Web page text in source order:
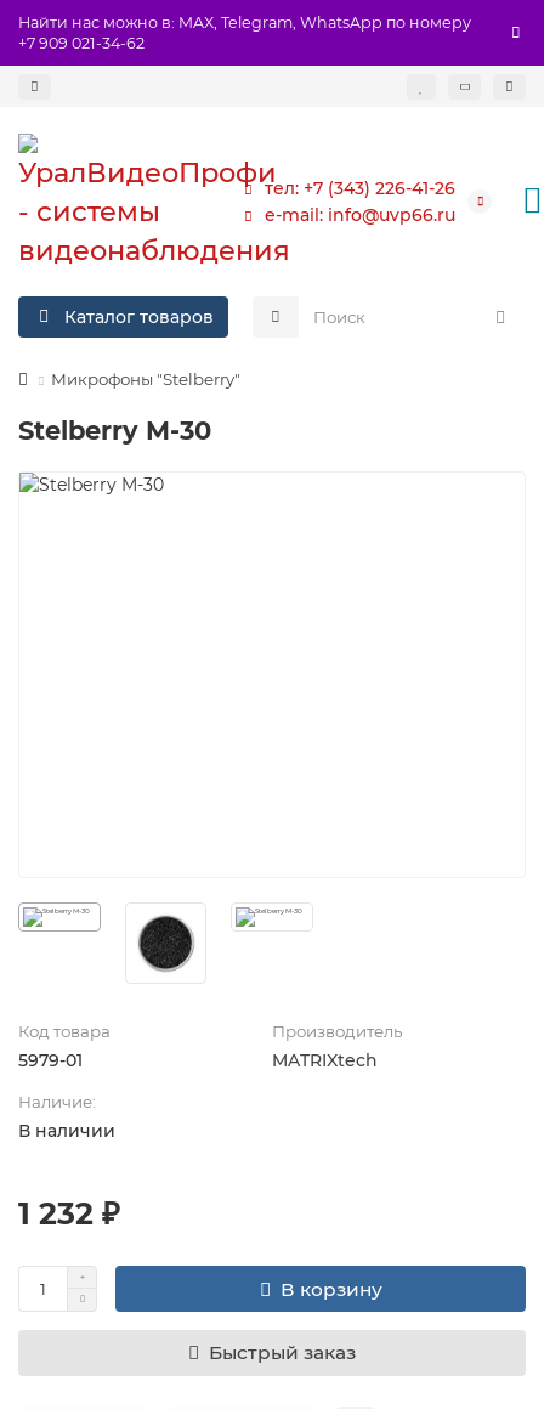
Найти нас можно в: MAX, Telegram, WhatsApp по номеру
+7 909 021-34-62
тел: +7 (343) 226-41-26
e-mail: info@uvp66.ru
Каталог товаров
Микрофоны "Stelberry"
Stelberry M-30
Код товара
5979-01
Производитель
MATRIXtech
Наличие:
В наличии
1 232 ₽
В корзину
Быстрый заказ